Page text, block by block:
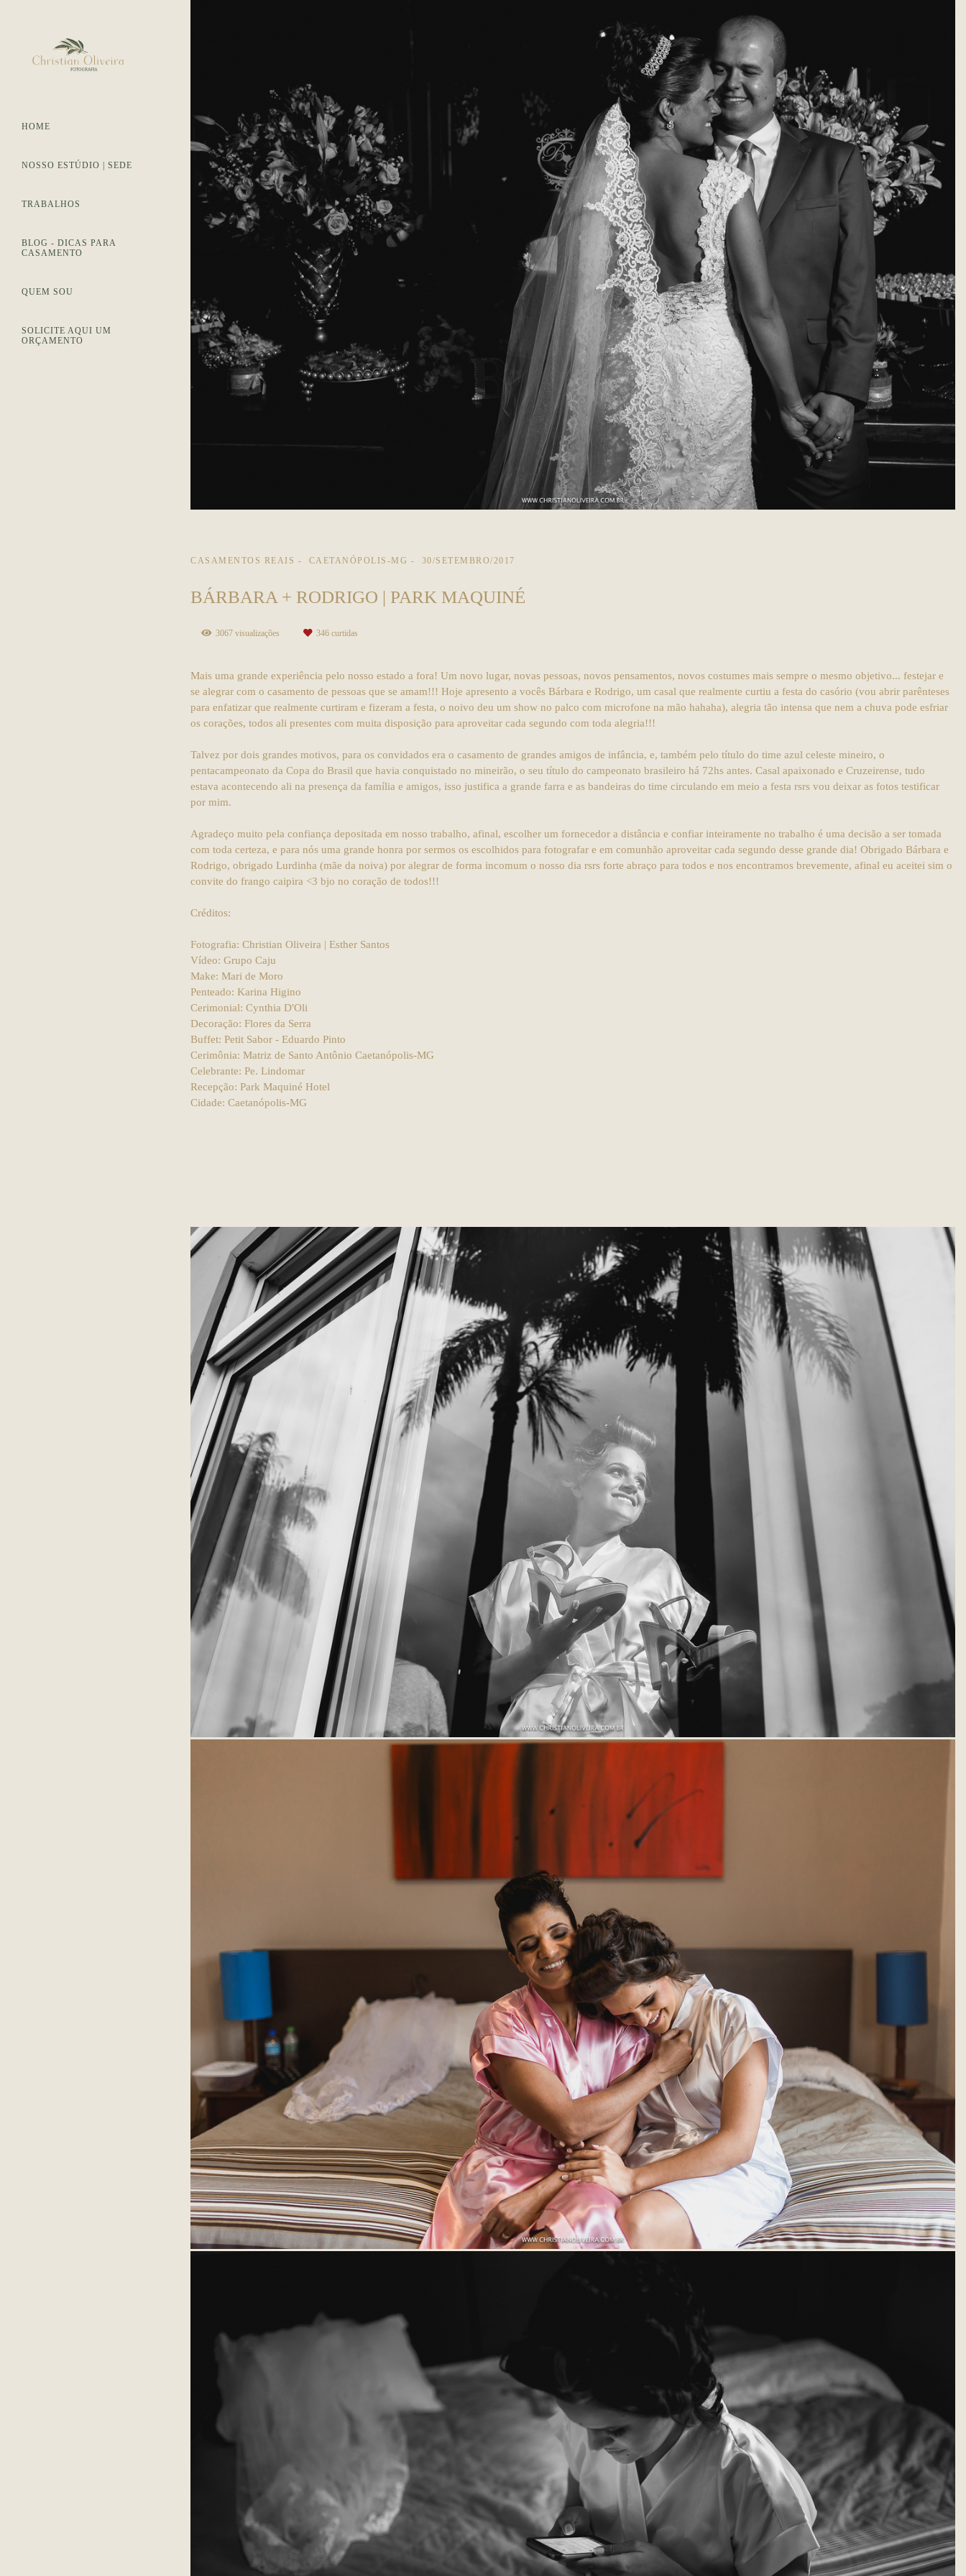
HOME
NOSSO ESTÚDIO | SEDE
TRABALHOS
BLOG - DICAS PARA
CASAMENTO
QUEM SOU
SOLICITE AQUI UM
ORÇAMENTO
CASAMENTOS REAIS CAETANÓPOLIS-MG 30/SETEMBRO/2017
BÁRBARA + RODRIGO | PARK MAQUINÉ
3067 visualizações 346 curtidas
Mais uma grande experiência pelo nosso estado a fora! Um novo lugar, novas pessoas, novos pensamentos, novos costumes mais sempre o mesmo objetivo... festejar e
se alegrar com o casamento de pessoas que se amam!!! Hoje apresento a vocês Bárbara e Rodrigo, um casal que realmente curtiu a festa do casório (vou abrir parênteses
para enfatizar que realmente curtiram e fizeram a festa, o noivo deu um show no palco com microfone na mão hahaha), alegria tão intensa que nem a chuva pode esfriar
os corações, todos ali presentes com muita disposição para aproveitar cada segundo com toda alegria!!!
Talvez por dois grandes motivos, para os convidados era o casamento de grandes amigos de infância, e, também pelo título do time azul celeste mineiro, o
pentacampeonato da Copa do Brasil que havia conquistado no mineirão, o seu título do campeonato brasileiro há 72hs antes. Casal apaixonado e Cruzeirense, tudo
estava acontecendo ali na presença da família e amigos, isso justifica a grande farra e as bandeiras do time circulando em meio a festa rsrs vou deixar as fotos testificar
por mim.
Agradeço muito pela confiança depositada em nosso trabalho, afinal, escolher um fornecedor a distância e confiar inteiramente no trabalho é uma decisão a ser tomada
com toda certeza, e para nós uma grande honra por sermos os escolhidos para fotografar e em comunhão aproveitar cada segundo desse grande dia! Obrigado Bárbara e
Rodrigo, obrigado Lurdinha (mãe da noiva) por alegrar de forma incomum o nosso dia rsrs forte abraço para todos e nos encontramos brevemente, afinal eu aceitei sim o
convite do frango caipira <3 bjo no coração de todos!!!
Créditos:
Fotografia: Christian Oliveira | Esther Santos
Vídeo: Grupo Caju
Make: Mari de Moro
Penteado: Karina Higino
Cerimonial: Cynthia D'Oli
Decoração: Flores da Serra
Buffet: Petit Sabor - Eduardo Pinto
Cerimônia: Matriz de Santo Antônio Caetanópolis-MG
Celebrante: Pe. Lindomar
Recepção: Park Maquiné Hotel
Cidade: Caetanópolis-MG